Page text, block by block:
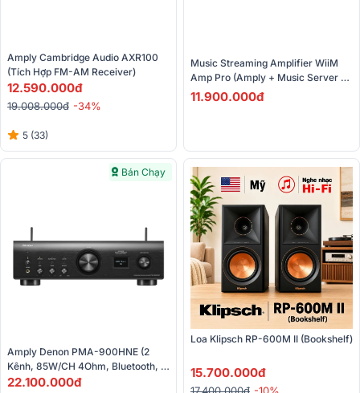
Amply Cambridge Audio AXR100
(Tích Hợp FM-AM Receiver)
12.590.000đ
19.008.000đ -34%
5 (33)
Music Streaming Amplifier WiiM
Amp Pro (Amply + Music Server +
DAC)
11.900.000đ
Bán Chạy
Amply Denon PMA-900HNE (2
Kênh, 85W/CH 4Ohm, Bluetooth,
Wifi, Airplay 2, Heos, Optical,
22.100.000đ
Loa Klipsch RP-600M II (Bookshelf)
15.700.000đ